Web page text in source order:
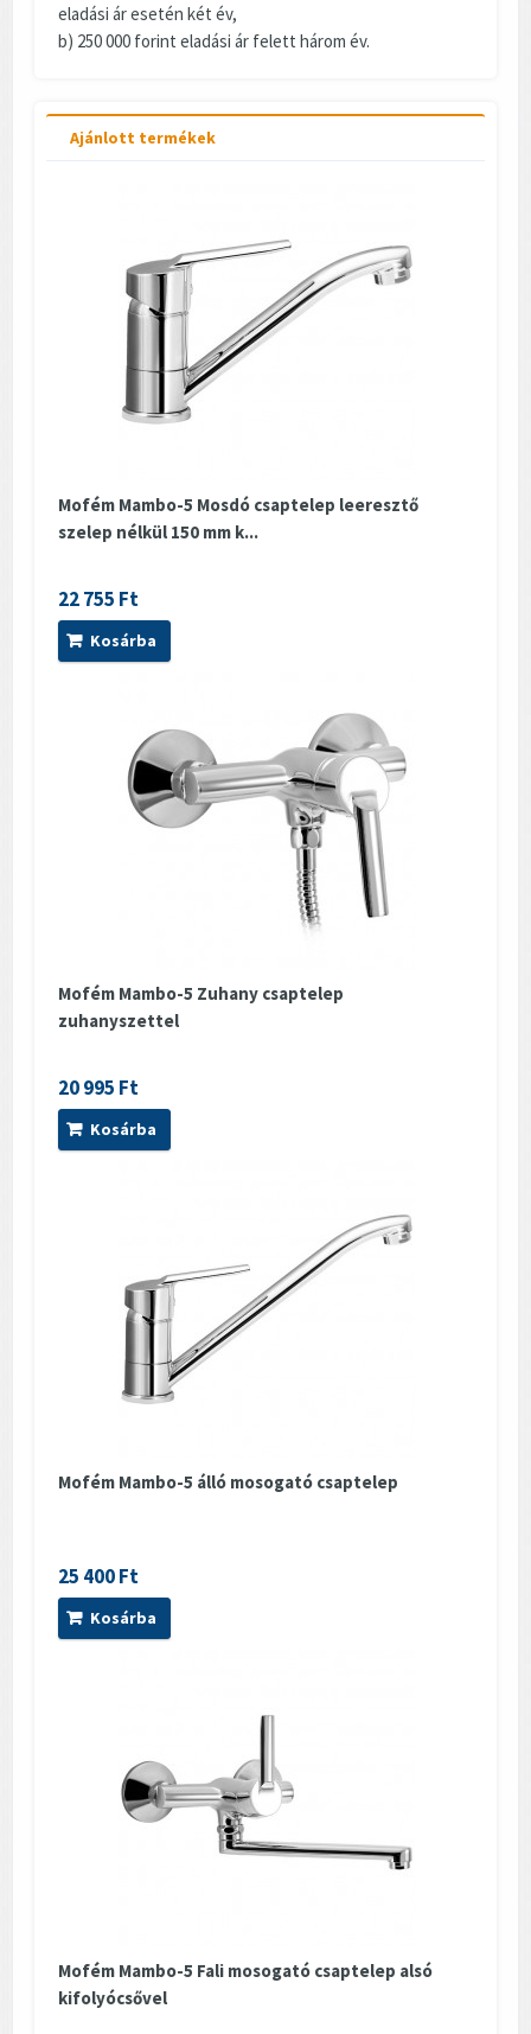
eladási ár esetén két év,
b) 250 000 forint eladási ár felett három év.
Ajánlott termékek
Mofém Mambo-5 Mosdó csaptelep leeresztő
szelep nélkül 150 mm k...
22 755 Ft
Kosárba
Mofém Mambo-5 Zuhany csaptelep
zuhanyszettel
20 995 Ft
Kosárba
Mofém Mambo-5 álló mosogató csaptelep
25 400 Ft
Kosárba
Mofém Mambo-5 Fali mosogató csaptelep alsó
kifolyócsővel